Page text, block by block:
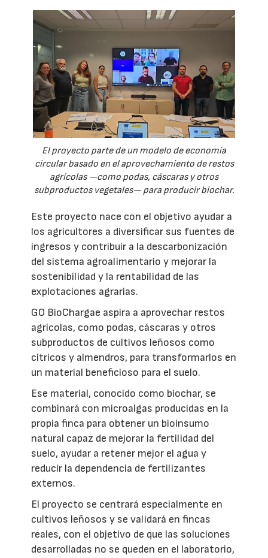
El proyecto parte de un modelo de economía
circular basado en el aprovechamiento de restos
agrícolas —como podas, cáscaras y otros
subproductos vegetales— para producir biochar.
Este proyecto nace con el objetivo ayudar a
los agricultores a diversificar sus fuentes de
ingresos y contribuir a la descarbonización
del sistema agroalimentario y mejorar la
sostenibilidad y la rentabilidad de las
explotaciones agrarias.
GO BioChargae aspira a aprovechar restos
agrícolas, como podas, cáscaras y otros
subproductos de cultivos leñosos como
cítricos y almendros, para transformarlos en
un material beneficioso para el suelo.
Ese material, conocido como biochar, se
combinará con microalgas producidas en la
propia finca para obtener un bioinsumo
natural capaz de mejorar la fertilidad del
suelo, ayudar a retener mejor el agua y
reducir la dependencia de fertilizantes
externos.
El proyecto se centrará especialmente en
cultivos leñosos y se validará en fincas
reales, con el objetivo de que las soluciones
desarrolladas no se queden en el laboratorio,